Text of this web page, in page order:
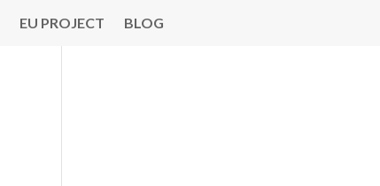
EU PROJECT BLOG